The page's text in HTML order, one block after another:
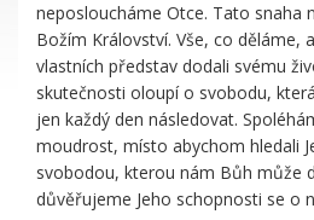
neposloucháme Otce. Tato snaha
Božím Království. Vše, co děláme,
vlastních představ dodali svému
skutečnosti oloupí o svobodu,
jen každý den následovat.
moudrost, místo abychom hledali
svobodou, kterou nám Bůh může
důvěřujeme Jeho schopnosti se o